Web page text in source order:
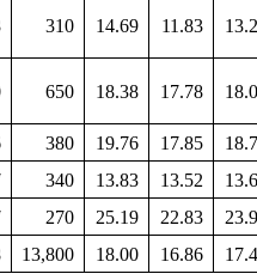
310 14.69 11.83
650 18.38 17.78
380 19.76 17.85
340 13.83 13.52
270 25.19 22.83
13,800 18.00 16.86